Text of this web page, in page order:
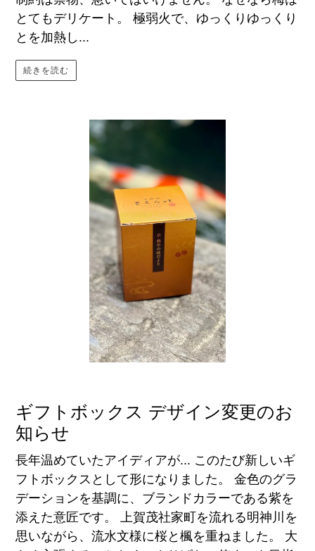
とてもデリケート。 極弱火で、ゆっくりゆっくり
とを加熱し...
続きを読む
ギフトボックス デザイン変更のお
知らせ
長年温めていたアイディアが... このたび新しいギ
フトボックスとして形になりました。 金色のグラ
デーションを基調に、ブランドカラーである紫を
添えた意匠です。 上賀茂社家町を流れる明神川を
思いながら、流水文様に桜と楓を重ねました。 大